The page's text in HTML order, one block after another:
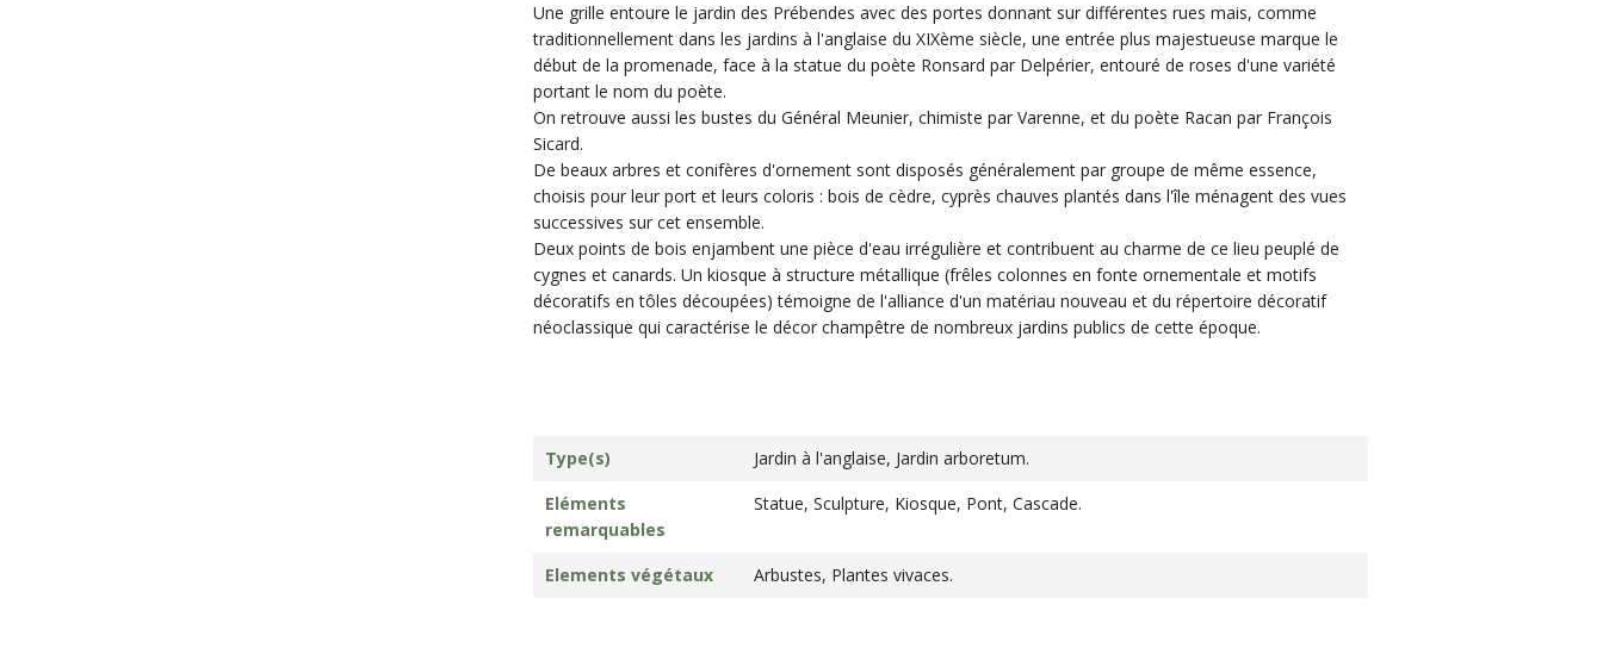
Une grille entoure le jardin des Prébendes avec des portes donnant sur différentes rues mais, comme
traditionnellement dans les jardins à l'anglaise du XIXème siècle, une entrée plus majestueuse marque le
début de la promenade, face à la statue du poète Ronsard par Delpérier, entouré de roses d'une variété
portant le nom du poète.
On retrouve aussi les bustes du Général Meunier, chimiste par Varenne, et du poète Racan par François
Sicard.
De beaux arbres et conifères d'ornement sont disposés généralement par groupe de même essence,
choisis pour leur port et leurs coloris : bois de cèdre, cyprès chauves plantés dans l'île ménagent des vues
successives sur cet ensemble.
Deux points de bois enjambent une pièce d'eau irrégulière et contribuent au charme de ce lieu peuplé de
cygnes et canards. Un kiosque à structure métallique (frêles colonnes en fonte ornementale et motifs
décoratifs en tôles découpées) témoigne de l'alliance d'un matériau nouveau et du répertoire décoratif
néoclassique qui caractérise le décor champêtre de nombreux jardins publics de cette époque.
Type(s)
Jardin à l'anglaise, Jardin arboretum.
Eléments
remarquables
Statue, Sculpture, Kiosque, Pont, Cascade.
Elements végétaux Arbustes, Plantes vivaces.